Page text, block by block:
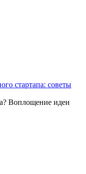
стартапа: советы
Воплощение идеи